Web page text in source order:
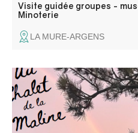
Visite guidée groupes -
Minoterie
LA MURE-ARGENS
Venez passer une bonne
de la Maline avec DJ Uman !
nombreux